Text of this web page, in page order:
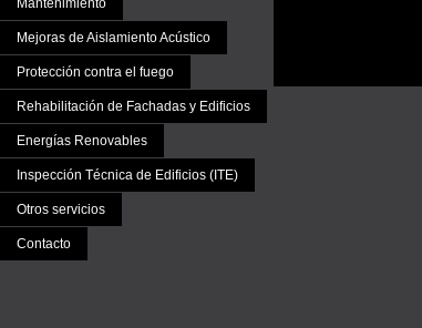
Mantenimiento
Mejoras de Aislamiento Acústico
Protección contra el fuego
Rehabilitación de Fachadas y Edificios
Energías Renovables
Inspección Técnica de Edificios (ITE)
Otros servicios
Contacto